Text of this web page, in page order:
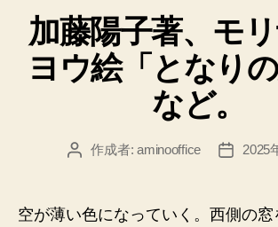
ー
加藤陽子著、モリ
ヨウ絵「となりの
など。
投
作成者:aminooffice
投
2025
空が薄い色になっていく。西側の